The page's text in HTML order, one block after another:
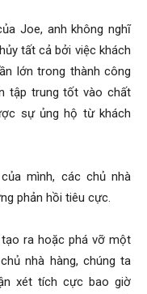
Joe, anh không nghĩ
tất cả bởi việc khách
lớn trong thành công
tập trung tốt vào chất
sự ủng hộ từ khách
mình, các chủ nhà
phản hồi tiêu cực.
ra hoặc phá vỡ một
nhà hàng, chúng ta
xét tích cực bao giờ